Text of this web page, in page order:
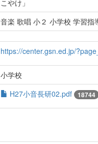
こやけ」
音楽 歌唱 小２ 小学校 学習指
https://center.gsn.ed.jp/
小学校
H27小音長研02.pdf 18744